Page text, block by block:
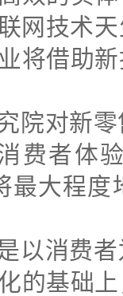
技术天
将借助
院对新
费者体
最大程
以消费
的基础